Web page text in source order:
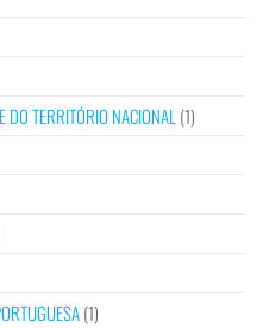
DO TERRITÓRIO NACIONAL (1)
(1)